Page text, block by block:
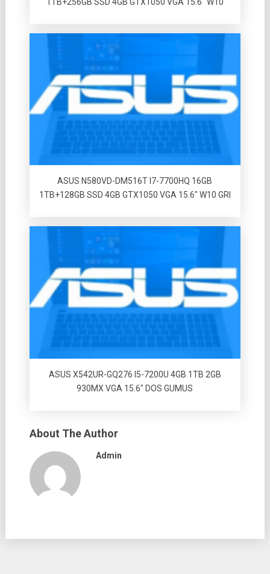
ASUS N580VD-DM516T I7-7700HQ 16GB
1TB+128GB SSD 4GB GTX1050 VGA 15.6″ W10 GRI
ASUS X542UR-GQ276 I5-7200U 4GB 1TB 2GB
930MX VGA 15.6″ DOS GUMUS
About The Author
Admin